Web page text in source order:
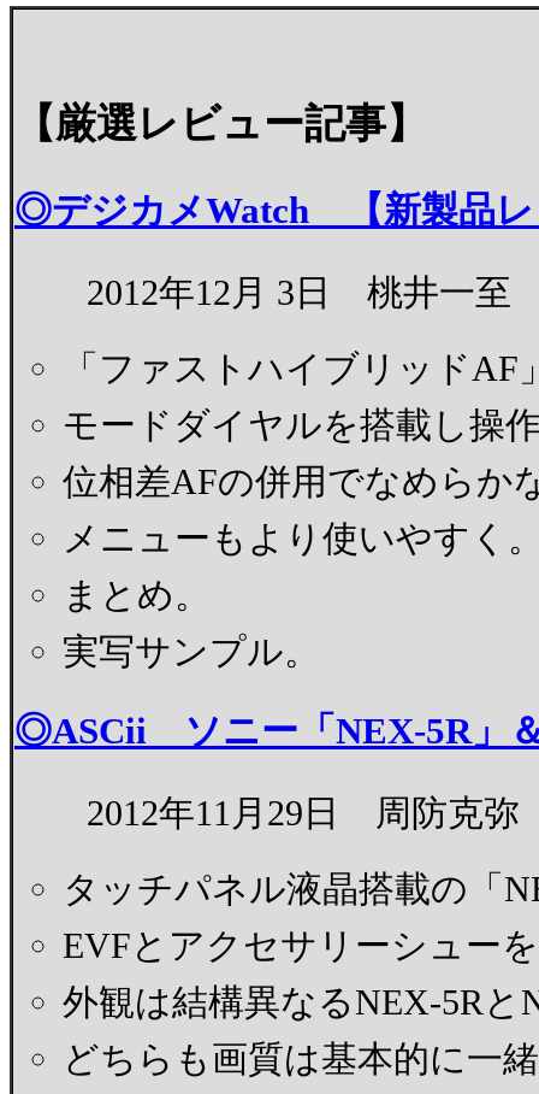
【厳選レビュー記事】
◎デジカメWatch 【新製品レ
2012年12月 3日 桃井一至
「ファストハイブリッドAF
モードダイヤルを搭載し操
位相差AFの併用でなめらか
メニューもより使いやすく
まとめ。
実写サンプル。
◎ASCii ソニー「NEX-5R」
2012年11月29日 周防克弥
タッチパネル液晶搭載の「
EVFとアクセサリーシュー
外観は結構異なるNEX-5Rと
どちらも画質は基本的に一緒